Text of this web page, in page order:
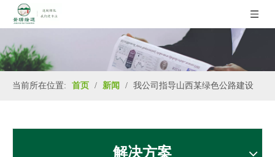
当前所在位置: 首页 / 新闻 / 我公司指导山西某绿色公路建设
解决方案